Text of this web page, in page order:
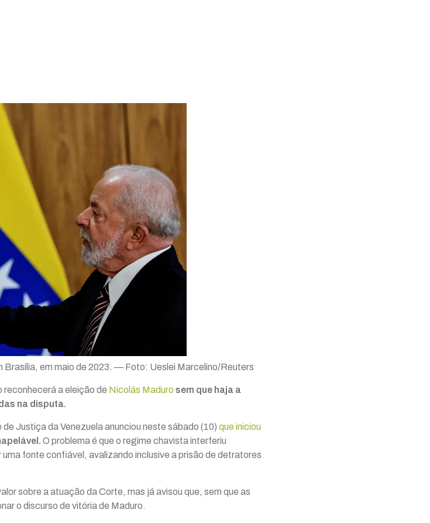
Brasília, em maio de 2023. — Foto: Ueslei Marcelino/Reuters
reconhecerá a eleição de Nicolás Maduro sem que haja a
na disputa.
Justiça da Venezuela anunciou neste sábado (10) que iniciou
O problema é que o regime chavista interferiu
fonte confiável, avalizando inclusive a prisão de detratores
sobre a atuação da Corte, mas já avisou que, sem que as
o discurso de vitória de Maduro.